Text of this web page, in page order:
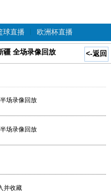
球直播 欧洲杯直播
<-返回
疆 全场录像回放
场录像回放
场录像回放
并收藏